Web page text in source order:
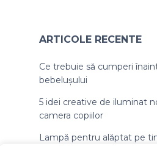
ARTICOLE RECENTE
Ce trebuie să cumperi
bebelușului
5 idei creative de iluminat
camera copiilor
Lampă pentru alăptat pe